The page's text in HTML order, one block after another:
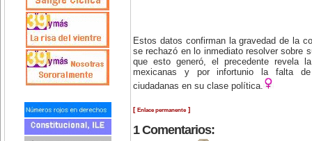
Estos datos confirman la gravedad de la
se rechazó en lo inmediato resolver sobre
que esto generó, el precedente revela
mexicanas y por infortunio la falta
ciudadanas en su clase política.
[ Enlace permanente]
1 Comentarios: